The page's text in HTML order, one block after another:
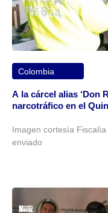
Colombia
A la cárcel alias ‘Don
narcotráfico en el
Imagen cortesía
enviado